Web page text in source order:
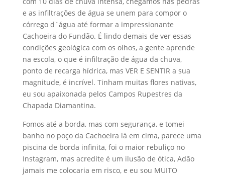
e as infiltrações de água se unem para compor o
córrego d´água até formar a impressionante
Cachoeira do Fundão. É lindo demais de ver essas
condições geológica com os olhos, a gente aprende
na escola, o que é infiltração de água da chuva,
ponto de recarga hídrica, mas VER E SENTIR a sua
magnitude, é incrível. Tinham muitas flores nativas,
eu sou apaixonada pelos Campos Rupestres da
Chapada Diamantina.
Fomos até a borda, mas com segurança, e tomei
banho no poço da Cachoeira lá em cima, parece uma
piscina de borda infinita, foi o maior rebuliço no
Instagram, mas acredite é um ilusão de ótica, Adão
jamais me colocaria em risco, e eu sou MUITO